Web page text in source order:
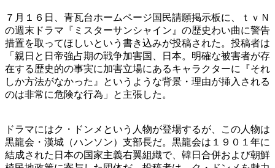
７月１６日、青瓦台ホームページ国民請願掲示板に、ｔｖＮ
の週末ドラマ『ミスターサンシャイン』の歴史わい曲に警告
措置を取ってほしいという書き込みが投稿された。投稿者は
「親日と日帝強占期の戦争加害国、日本。明確な被害者が存
在する歴史的の事実に加害立場にあるキャラクターに『それ
しか方法がなかった』というような背景・理由が挿入される
のは非常に危険な行為」と主張した。
ドラマにはク・ドンメという人物が登場するが、この人物は
黒龍会・漢城（ハンソン）支部長だ。黒龍会は１９０１年に
結成された日本の国家主義右翼組織で、韓日合併および朝鮮